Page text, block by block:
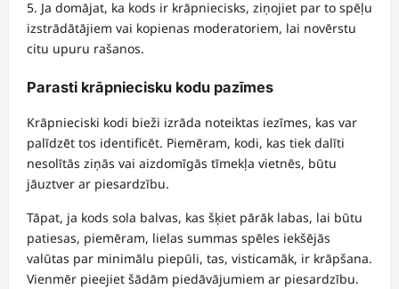
Ja domājat, ka kods ir krāpniecisks, ziņojiet par to spēļu
izstrādātājiem vai kopienas moderatoriem, lai novērstu
citu upuru rašanos.
Parasti krāpniecisku kodu pazīmes
Krāpnieciski kodi bieži izrāda noteiktas iezīmes, kas var
palīdzēt tos identificēt. Piemēram, kodi, kas tiek dalīti
nesolītās ziņās vai aizdomīgās tīmekļa vietnēs, būtu
jāuztver ar piesardzību.
Tāpat, ja kods sola balvas, kas šķiet pārāk labas, lai būtu
patiesas, piemēram, lielas summas spēles iekšējās
valūtas par minimālu piepūli, tas, visticamāk, ir krāpšana.
Vienmēr pieejiet šādām piedāvājumiem ar piesardzību.